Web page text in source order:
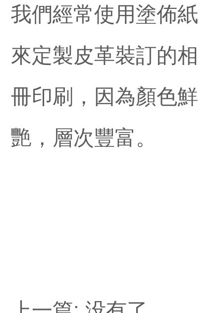
我們經常使用塗佈紙
來定製皮革裝訂的相
冊印刷，因為顏色鮮
艷，層次豐富。